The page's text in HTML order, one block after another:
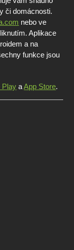
či domácnosti.
nebo ve
Aplikace
a na
funkce jsou
Play aApp Store.